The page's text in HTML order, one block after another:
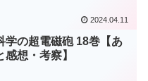
2024.04.11
学の超電磁砲 18巻【あ
感想・考察】